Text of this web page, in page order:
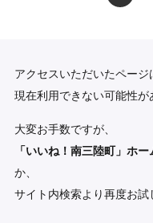
アクセスいただいたページ
現在利用できない可能性が
大変お手数ですが、
「いいね！南三陸町」ホ
か、
サイト内検索より再度お試